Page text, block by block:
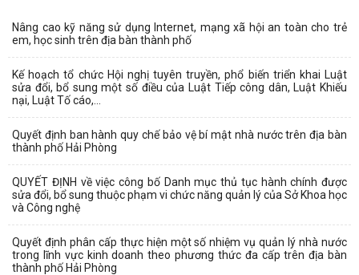
Nâng cao kỹ năng sử dụng Internet, mạng xã hội an toàn cho trẻ
em, học sinh trên địa bàn thành phố
Kế hoạch tổ chức Hội nghị tuyên truyền, phổ biến triển khai Luật
sửa đổi, bổ sung một số điều của Luật Tiếp công dân, Luật Khiếu
nại, Luật Tố cáo,...
Quyết định ban hành quy chế bảo vệ bí mật nhà nước trên địa bàn
thành phố Hải Phòng
QUYẾT ĐỊNH về việc công bố Danh mục thủ tục hành chính được
sửa đổi, bổ sung thuộc phạm vi chức năng quản lý của Sở Khoa học
và Công nghệ
Quyết định phân cấp thực hiện một số nhiệm vụ quản lý nhà nước
trong lĩnh vực kinh doanh theo phương thức đa cấp trên địa bàn
thành phố Hải Phòng